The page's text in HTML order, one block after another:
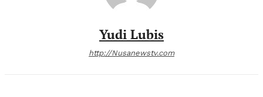
Yudi Lubis
http://Nusanewstv.com